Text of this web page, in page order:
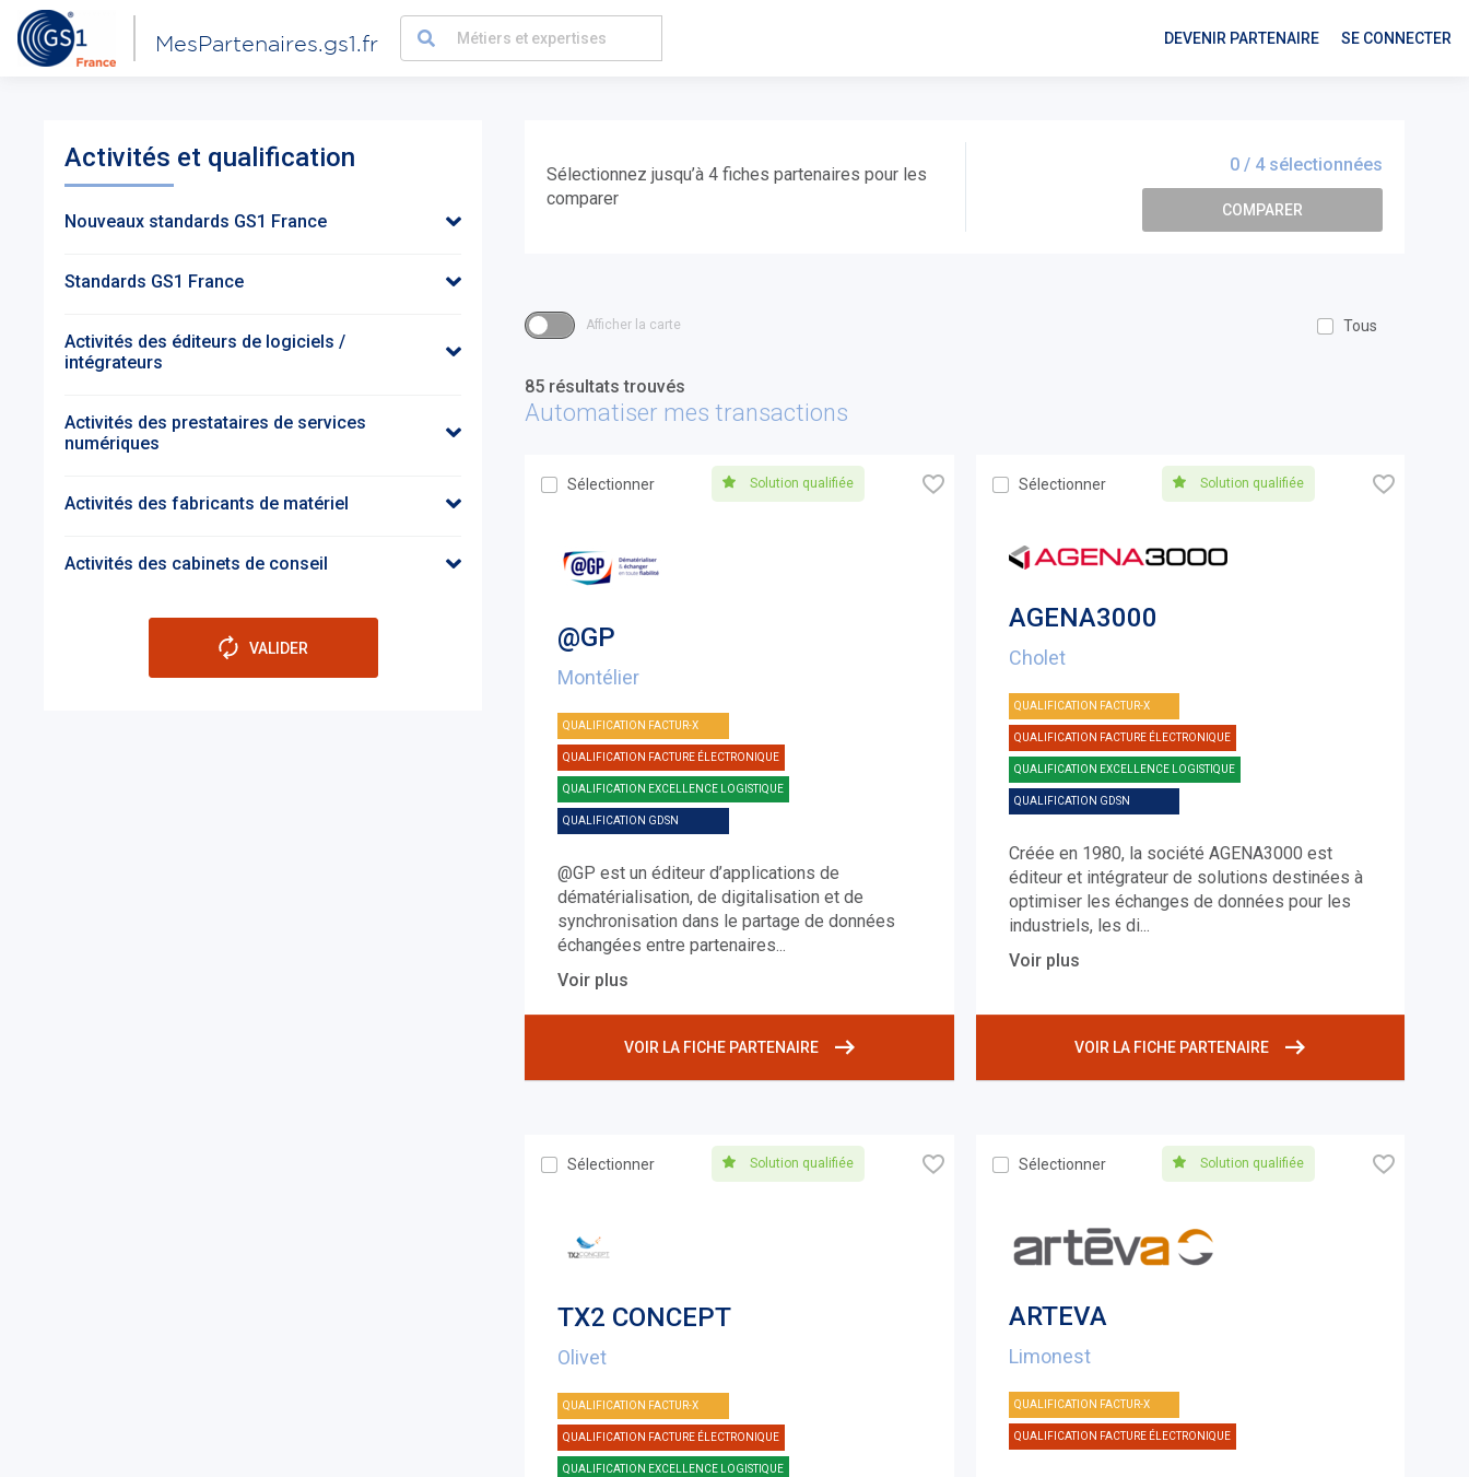
MesPartenaires.gs1.fr DEVENIR PARTENAIRE SE CONNECTER
Activités et qualification
Nouveaux standards GS1 France
Standards GS1 France
Activités des éditeurs de logiciels /
intégrateurs
Activités des prestataires de services
numériques
Activités des fabricants de matériel
Activités des cabinets de conseil
VALIDER
Sélectionnez jusqu’à 4 fiches partenaires pour les
comparer
0/ 4 sélectionnées
COMPARER
Afficher la carte Tous
85 résultats trouvés
Automatiser mes transactions
Sélectionner Solution qualifiée 🧡
@GP
Montélier
QUALIFICATION FACTUR-X
QUALIFICATION FACTURE ÉLECTRONIQUE
QUALIFICATION EXCELLENCE LOGISTIQUE
QUALIFICATION GDSN
@GP est un éditeur d’applications de
dématérialisation, de digitalisation et de
synchronisation dans le partage de données
échangées entre partenaires...
Voir plus
VOIR LA FICHE PARTENAIRE
Sélectionner Solution qualifiée 🧡
AGENA3000
Cholet
QUALIFICATION FACTUR-X
QUALIFICATION FACTURE ÉLECTRONIQUE
QUALIFICATION EXCELLENCE LOGISTIQUE
QUALIFICATION GDSN
Créée en 1980, la société AGENA3000 est
éditeur et intégrateur de solutions destinées à
optimiser les échanges de données pour les
industriels, les di...
Voir plus
VOIR LA FICHE PARTENAIRE
Sélectionner Solution qualifiée 🧡
TX2 CONCEPT
Olivet
QUALIFICATION FACTUR-X
QUALIFICATION FACTURE ÉLECTRONIQUE
QUALIFICATION EXCELLENCE LOGISTIQUE
Sélectionner Solution qualifiée 🧡
ARTEVA
Limonest
QUALIFICATION FACTUR-X
QUALIFICATION FACTURE ÉLECTRONIQUE